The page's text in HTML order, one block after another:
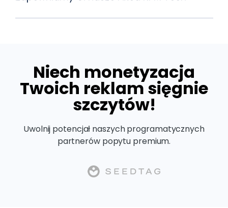
Niech monetyzacja
Twoich reklam sięgnie
szczytów!
Uwolnij potencjał naszych programatycznych
partnerów popytu premium.